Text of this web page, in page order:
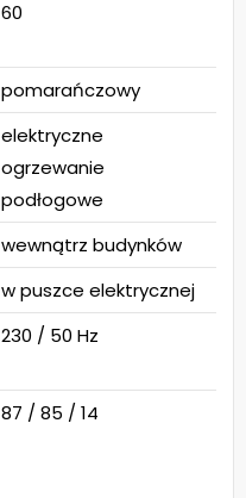
60
pomarańczowy
elektryczne
ogrzewanie
podłogowe
wewnątrz budynków
w puszce elektrycznej
230 / 50 Hz
87 / 85 / 14